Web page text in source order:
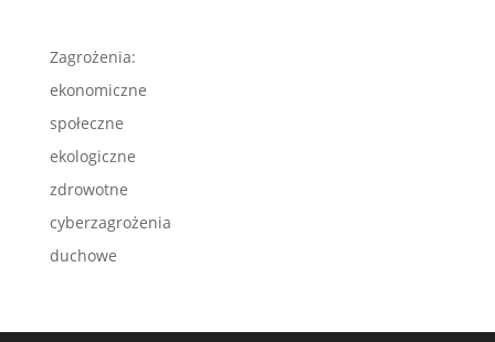
Zagrożenia:
ekonomiczne
społeczne
ekologiczne
zdrowotne
cyberzagrożenia
duchowe